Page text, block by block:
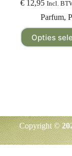
€ 12,95 Incl.
Parfum,
Opties
Copyright ©